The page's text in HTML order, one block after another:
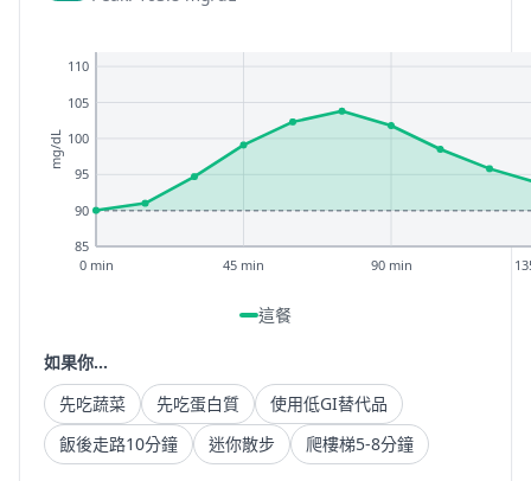
85
90
95
100
105
110
0 min 45 min 90 min
mg/dL
這餐
如果你...
先吃蔬菜
先吃蛋白質
使用低GI替代品
飯後走路10分鐘
迷你散步 爬樓梯5-8分鐘